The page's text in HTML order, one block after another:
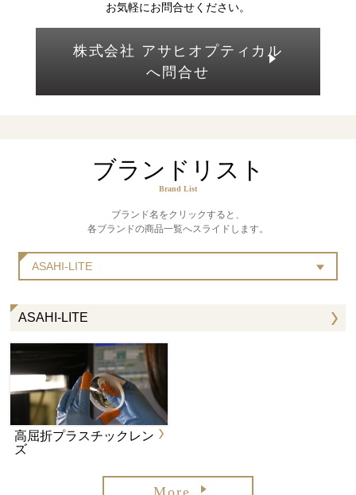
お気軽にお問合せください。
株式会社 アサヒオプティカル
へ問合せ
ブランドリスト
Brand List
ブランド名をクリックすると、
各ブランドの商品一覧へスライドします。
ASAHI-LITE
ASAHI-LITE
高屈折プラスチックレン
ズ
More